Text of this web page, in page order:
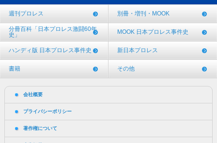
週刊プロレス 別冊・増刊・MOOK
分冊百科「日本プロレス激闘60年
史」
MOOK 日本プロレス事件史
ハンディ版 日本プロレス事件史 新日本プロレス
書籍 その他
会社概要
プライバシーポリシー
著作権について